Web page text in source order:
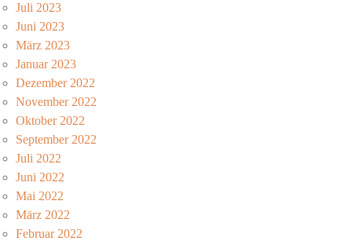
Juli 2023
Juni 2023
März 2023
Januar 2023
Dezember 2022
November 2022
Oktober 2022
September 2022
Juli 2022
Juni 2022
Mai 2022
März 2022
Februar 2022